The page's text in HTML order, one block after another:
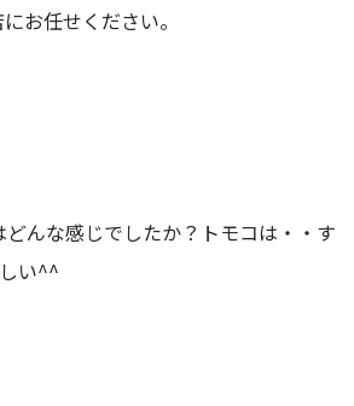
お任せください。
んな感じでしたか？トモコは・・す
い^^